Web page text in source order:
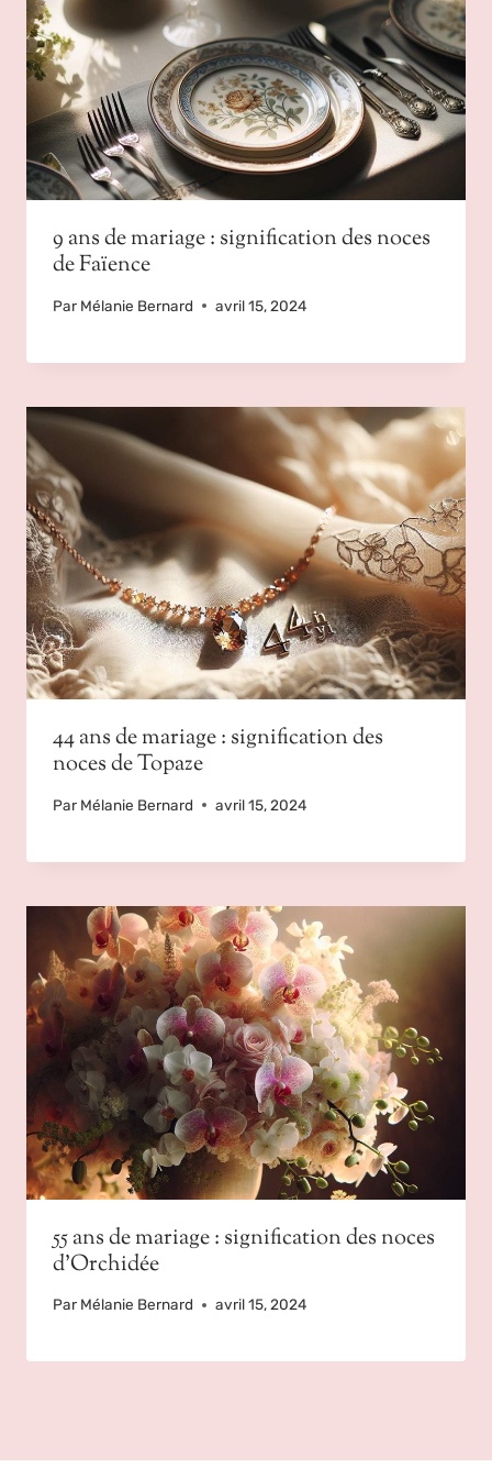
9 ans de mariage : signification des noces
de Faïence
Par Mélanie Bernard avril 15, 2024
44 ans de mariage : signification des
noces de Topaze
Par Mélanie Bernard avril 15, 2024
55 ans de mariage : signification des noces
d’Orchidée
Par Mélanie Bernard avril 15, 2024